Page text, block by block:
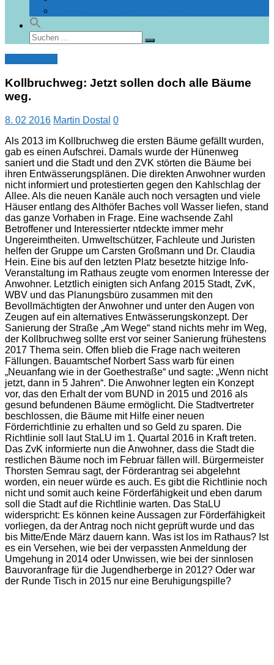
Suchen
nach:
Suchen
Kollbruchweg: Jetzt sollen doch alle Bäume
weg.
8. 02 2016 Martin Dostal 0
Als 2013 im Kollbruchweg die ersten Bäume gefällt wurden,
gab es einen Aufschrei. Damals wurde der Hünenweg
saniert und die Stadt und den ZVK störten die Bäume bei
ihren Entwässerungsplänen. Die direkten Anwohner wurden
nicht informiert und protestierten gegen den Kahlschlag der
Allee. Als die neuen Kanäle auch noch versagten und viele
Häuser entlang des Althöfer Baches voll Wasser liefen, stand
das ganze Vorhaben in Frage. Eine wachsende Zahl
Betroffener und Interessierter ntdeckte immer mehr
Ungereimtheiten. Umweltschützer, Fachleute und Juristen
helfen der Gruppe um Carsten Großmann und Dr. Claudia
Hein. Eine bis auf den letzten Platz besetzte hitzige Info-
Veranstaltung im Rathaus zeugte vom enormen Interesse der
Anwohner. Letztlich einigten sich Anfang 2015 Stadt, ZvK,
WBV und das Planungsbüro zusammen mit den
Bevollmächtigten der Anwohner und unter den Augen von
Zeugen auf ein alternatives Entwässerungskonzept. Der
Sanierung der Straße „Am Wege“ stand nichts mehr im Weg,
der Kollbruchweg sollte erst vor seiner Sanierung frühestens
2017 Thema sein. Offen blieb die Frage nach weiteren
Fällungen. Bauamtschef Norbert Sass warb für einen
„Neuanfang wie in der Goethestraße“ und sagte: „Wenn nicht
jetzt, dann in 5 Jahren“. Die Anwohner legten ein Konzept
vor, das den Erhalt der vom BUND in 2015 und 2016 als
gesund befundenen Bäume ermöglicht. Die Stadtvertreter
beschlossen, die Bäume mit Hilfe einer neuen
Förderrichtlinie zu erhalten und so Geld zu sparen. Die
Richtlinie soll laut StaLU im 1. Quartal 2016 in Kraft treten.
Das ZvK informierte nun die Anwohner, dass die Stadt die
restlichen Bäume noch im Februar fällen will. Bürgermeister
Thorsten Semrau sagt, der Förderantrag sei abgelehnt
worden, ein neuer würde es auch. Es gibt die Richtlinie noch
nicht und somit auch keine Förderfähigkeit und eben darum
soll die Stadt auf die Richtlinie warten. Das StaLU
widerspricht: Es können keine Aussagen zur Förderfähigkeit
vorliegen, da der Antrag noch nicht geprüft wurde und das
bis Mitte/Ende März dauern kann. Was ist los im Rathaus? Ist
es ein Versehen, wie bei der verpassten Anmeldung der
Umgehung in 2014 oder Unwissen, wie bei der sinnlosen
Bauvoranfrage für die Jugendherberge in 2012? Oder war
der Runde Tisch in 2015 nur eine Beruhigungspille?